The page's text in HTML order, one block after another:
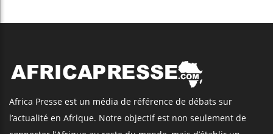
Africa Presse est un média de référence de débats sur
l’actualité en Afrique. Notre objectif est non seulement de